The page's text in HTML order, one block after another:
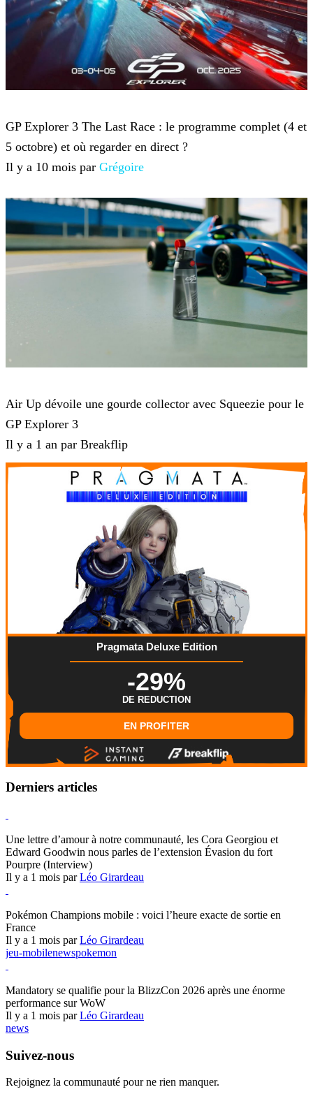
GP Explorer 3 The Last Race : le programme complet (4 et
5 octobre) et où regarder en direct ?
Il y a 10 mois par Grégoire
Air Up dévoile une gourde collector avec Squeezie pour le
GP Explorer 3
Il y a 1 an par Breakflip
Pragmata Deluxe Edition
-29%
DE REDUCTION
EN PROFITER
Derniers articles
Une lettre d’amour à notre communauté, les Cora Georgiou et
Edward Goodwin nous parles de l’extension Évasion du fort
Pourpre (Interview)
Il y a 1 mois parLéo Girardeau
Pokémon Champions mobile : voici l’heure exacte de sortie en
France
Il y a 1 mois parLéo Girardeau
jeu-mobilenewspokemon
Mandatory se qualifie pour la BlizzCon 2026 après une énorme
performance sur WoW
Il y a 1 mois parLéo Girardeau
news
Suivez-nous
Rejoignez la communauté pour ne rien manquer.